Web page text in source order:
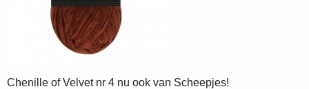
Chenille of Velvet nr 4 nu ook van Scheepjes!